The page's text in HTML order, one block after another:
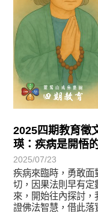
2025四期教育
瑛：疾病是開悟
2025/07/23
疾病來臨時，勇敢
切，因果法則早有
來，開始往內探討
證佛法智慧，借此落